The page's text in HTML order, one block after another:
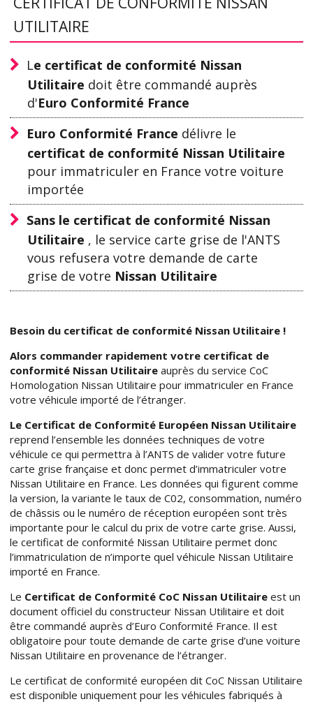
UTILITAIRE
Le certificat de conformité Nissan
Utilitaire doit être commandé auprès
d'Euro Conformité France
Euro Conformité France délivre le
certificat de conformité Nissan Utilitaire
pour immatriculer en France votre voiture
importée
Sans le certificat de conformité Nissan
Utilitaire , le service carte grise de l'ANTS
vous refusera votre demande de carte
grise de votre Nissan Utilitaire
Besoin du certificat de conformité Nissan Utilitaire !
Alors commander rapidement votre certificat de
conformité Nissan Utilitaireauprès du service CoC
Homologation Nissan Utilitaire pour immatriculer en France
votre véhicule importé de l’étranger.
Le Certificat de Conformité Européen Nissan Utilitaire
reprend l’ensemble les données techniques de votre
véhicule ce qui permettra à l’ANTS de valider votre future
carte grise française et donc permet d’immatriculer votre
Nissan Utilitaire en France. Les données qui figurent comme
la version, la variante le taux de C02, consommation, numéro
de châssis ou le numéro de réception européen sont très
importante pour le calcul du prix de votre carte grise. Aussi,
le certificat de conformité Nissan Utilitaire permet donc
l’immatriculation de n’importe quel véhicule Nissan Utilitaire
importé en France.
Le Certificat de Conformité CoC Nissan Utilitaireest un
document officiel du constructeur Nissan Utilitaire et doit
être commandé auprès d’Euro Conformité France. Il est
obligatoire pour toute demande de carte grise d’une voiture
Nissan Utilitaire en provenance de l’étranger.
Le certificat de conformité européen dit CoC Nissan Utilitaire
est disponible uniquement pour les véhicules fabriqués à